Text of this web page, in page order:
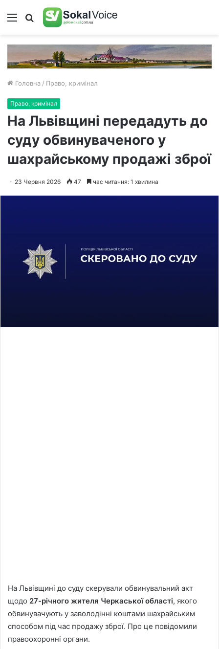
Меню Пошук
Головна / Право, кримінал
Право, кримінал
На Львівщині передадуть до
суду обвинуваченого у
шахрайському продажі зброї
23 Червня 2026 47 час читання: 1 хвилина
На Львівщині до суду скерували обвинувальний акт
щодо 27-річного жителя Черкаської області, якого
обвинувачують у заволодінні коштами шахрайським
способом під час продажу зброї. Про це повідомили
правоохоронні органи.